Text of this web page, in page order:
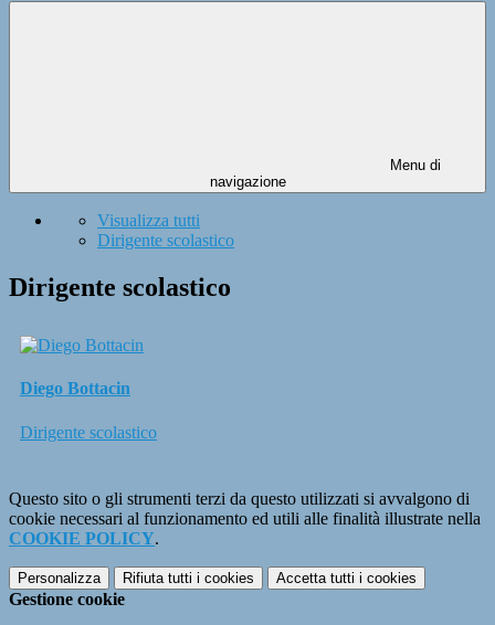
Menu di
navigazione
Visualizza tutti
Dirigente scolastico
Dirigente scolastico
Diego Bottacin
Dirigente scolastico
Questo sito o gli strumenti terzi da questo utilizzati si avvalgono di
cookie necessari al funzionamento ed utili alle finalità illustrate nella
COOKIE POLICY.
Personalizza Rifiuta tutti i cookies Accetta tutti i cookies
Gestione cookie